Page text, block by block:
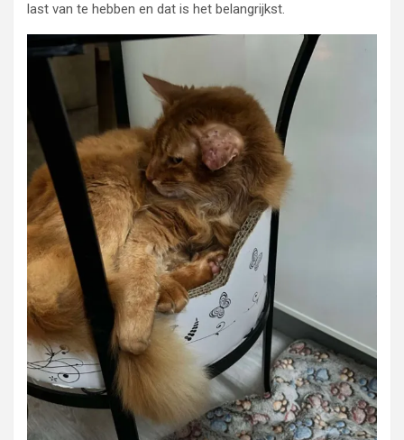
last van te hebben en dat is het belangrijkst.